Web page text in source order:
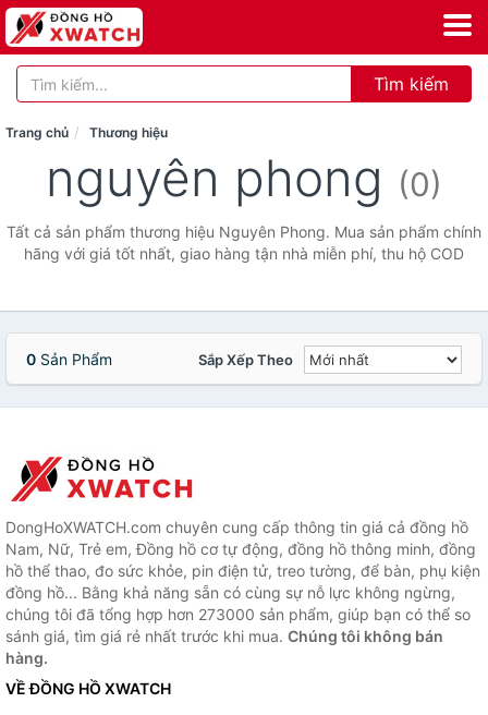
Tìm kiếm
Trang chủ Thương hiệu
nguyên phong (0)
Tất cả sản phẩm thương hiệu Nguyên Phong. Mua sản phẩm chính
hãng với giá tốt nhất, giao hàng tận nhà miễn phí, thu hộ COD
0 Sản Phẩm Sắp Xếp Theo
DongHoXWATCH.com chuyên cung cấp thông tin giá cả đồng hồ
Nam, Nữ, Trẻ em, Đồng hồ cơ tự động, đồng hồ thông minh, đồng
hồ thể thao, đo sức khỏe, pin điện tử, treo tường, để bàn, phụ kiện
đồng hồ... Bằng khả năng sẵn có cùng sự nỗ lực không ngừng,
chúng tôi đã tổng hợp hơn 273000 sản phẩm, giúp bạn có thể so
sánh giá, tìm giá rẻ nhất trước khi mua. Chúng tôi không bán
hàng.
VỀ ĐỒNG HỒ XWATCH